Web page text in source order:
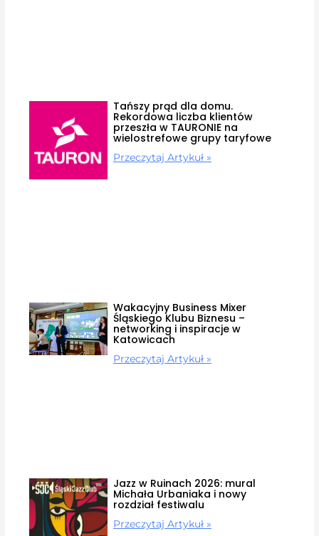
Tańszy prąd dla domu.
Rekordowa liczba klientów
przeszła w TAURONIE na
wielostrefowe grupy taryfowe
Przeczytaj Artykuł »
Wakacyjny Business Mixer
Śląskiego Klubu Biznesu –
networking i inspiracje w
Katowicach
Przeczytaj Artykuł »
Jazz w Ruinach 2026: mural
Michała Urbaniaka i nowy
rozdział festiwalu
Przeczytaj Artykuł »